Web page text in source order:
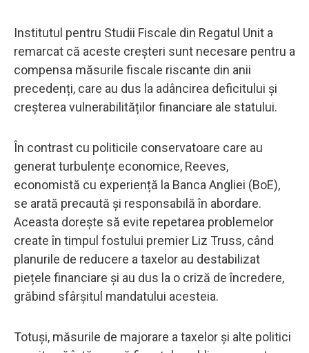
Institutul pentru Studii Fiscale din Regatul Unit a
remarcat că aceste creșteri sunt necesare pentru a
compensa măsurile fiscale riscante din anii
precedenți, care au dus la adâncirea deficitului și
creșterea vulnerabilităților financiare ale statului.
În contrast cu politicile conservatoare care au
generat turbulențe economice, Reeves,
economistă cu experiență la Banca Angliei (BoE),
se arată precaută și responsabilă în abordare.
Aceasta dorește să evite repetarea problemelor
create în timpul fostului premier Liz Truss, când
planurile de reducere a taxelor au destabilizat
piețele financiare și au dus la o criză de încredere,
grăbind sfârșitul mandatului acesteia.
Totuși, măsurile de majorare a taxelor și alte politici